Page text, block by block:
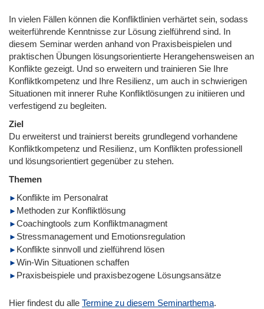
In vielen Fällen können die Konfliktlinien verhärtet sein, sodass
weiterführende Kenntnisse zur Lösung zielführend sind. In
diesem Seminar werden anhand von Praxisbeispielen und
praktischen Übungen lösungsorientierte Herangehensweisen an
Konflikte gezeigt. Und so erweitern und trainieren Sie Ihre
Konfliktkompetenz und Ihre Resilienz, um auch in schwierigen
Situationen mit innerer Ruhe Konfliktlösungen zu initiieren und
verfestigend zu begleiten.
Ziel
Du erweiterst und trainierst bereits grundlegend vorhandene
Konfliktkompetenz und Resilienz, um Konflikten professionell
und lösungsorientiert gegenüber zu stehen.
Themen
Konflikte im Personalrat
Methoden zur Konfliktlösung
Coachingtools zum Konfliktmanagment
Stressmanagement und Emotionsregulation
Konflikte sinnvoll und zielführend lösen
Win-Win Situationen schaffen
Praxisbeispiele und praxisbezogene Lösungsansätze
Hier findest du alle Termine zu diesem Seminarthema.